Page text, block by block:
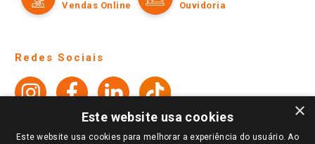
Site Institucional
Ofertas
Televendas
Notícias
Política de Privacidade e Termos de Uso
Formas de Pagamento
Trocas e Devoluções
Atendimento
Giassi
×
Este website usa cookies
Este website usa cookies para melhorar a experiência do usuário. Ao